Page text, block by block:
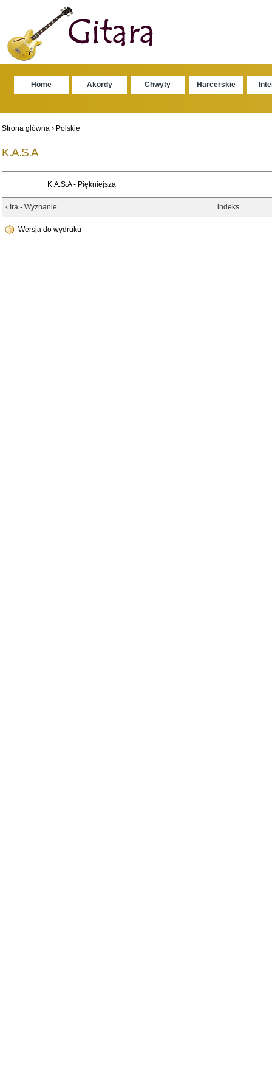
Home Akordy Chwyty Harcerskie
Strona główna› Polskie
K.A.S.A
K.A.S.A - Piękniejsza
‹ Ira - Wyznanie indeks
Wersja do wydruku